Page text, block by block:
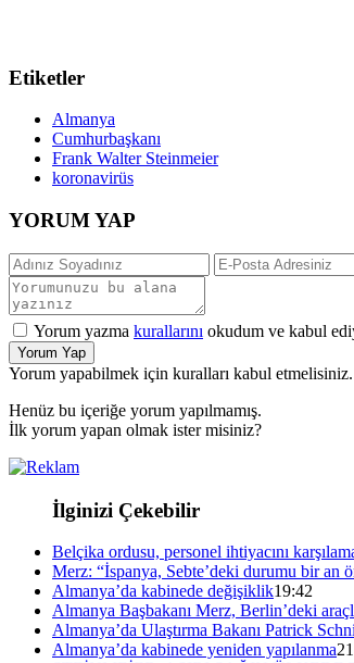
Etiketler
Almanya
Cumhurbaşkanı
Frank Walter Steinmeier
koronavirüs
YORUM YAP
Yorum yazma kurallarını okudum ve kabul
Yorum Yap
Yorum yapabilmek için kuralları kabul etmelisiniz.
Henüz bu içeriğe yorum yapılmamış.
İlk yorum yapan olmak ister misiniz?
İlginizi Çekebilir
Belçika ordusu, personel ihtiyacını
Merz: “İspanya, Sebte’deki durumu bir an
Almanya’da kabinede değişiklik19:42
Almanya Başbakanı Merz, Berlin’deki
Almanya’da Ulaştırma Bakanı Patrick
Almanya’da kabinede yeniden yapılanma